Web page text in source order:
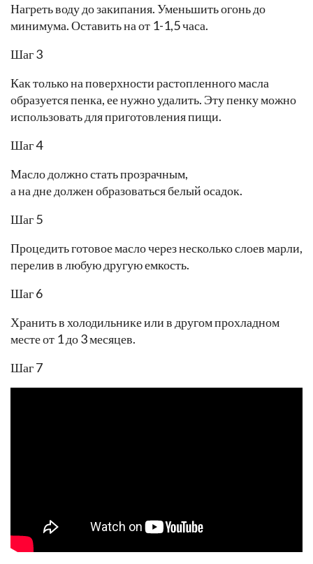
Нагреть воду до закипания. Уменьшить огонь до
минимума. Оставить на от 1-1,5 часа.
Шаг 3
Как только на поверхности растопленного масла
образуется пенка, ее нужно удалить. Эту пенку можно
использовать для приготовления пищи.
Шаг 4
Масло должно стать прозрачным,
а на дне должен образоваться белый осадок.
Шаг 5
Процедить готовое масло через несколько слоев марли,
перелив в любую другую емкость.
Шаг 6
Хранить в холодильнике или в другом прохладном
месте от 1 до 3 месяцев.
Шаг 7